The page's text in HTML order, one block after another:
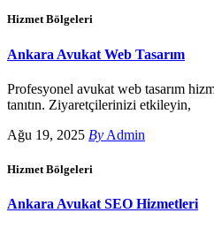
Hizmet Bölgeleri
Ankara Avukat Web Tasarım
Profesyonel avukat web tasarım
tanıtın. Ziyaretçilerinizi etkileyin,
Ağu 19, 2025 By Admin
Hizmet Bölgeleri
Ankara Avukat SEO Hizmetleri